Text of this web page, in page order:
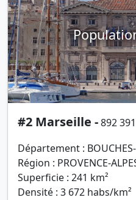
#2 Marseille -892
Département :
Région : PROVENCE-
Superficie : 241 km²
Densité : 3 672 habs/km²